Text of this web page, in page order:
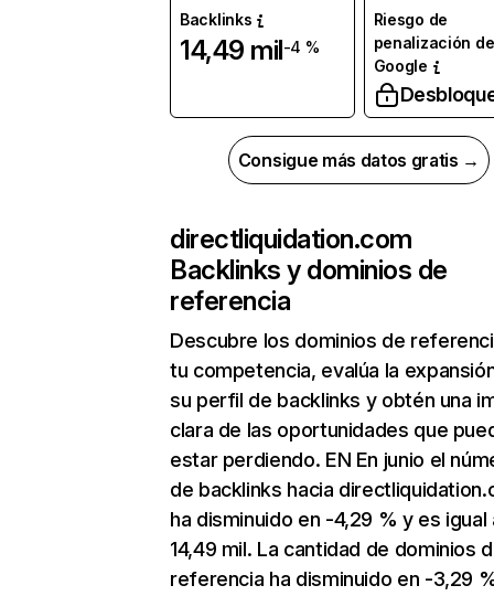
Backlinks
14,49 mil-4 %
Riesgo de
penalización de
Google
Consigue más datos gratis →
directliquidation.com
Backlinks y dominios de
referencia
Descubre los dominios de
tu competencia, evalúa la
su perfil de backlinks y obtén una
clara de las oportunidades que
estar perdiendo. EN En junio el
de backlinks hacia
ha disminuido en -4,29 % y es igual
14,49 mil. La cantidad de dominios
referencia ha disminuido en -3,29